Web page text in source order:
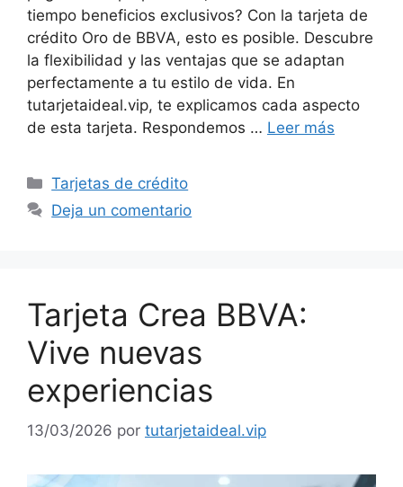
tiempo beneficios exclusivos? Con la tarjeta de
crédito Oro de BBVA, esto es posible. Descubre
la flexibilidad y las ventajas que se adaptan
perfectamente a tu estilo de vida. En
tutarjetaideal.vip, te explicamos cada aspecto
de esta tarjeta. Respondemos … Leer más
Categorías
Tarjetas de crédito
Deja un comentario
Tarjeta Crea BBVA:
Vive nuevas
experiencias
13/03/2026 por tutarjetaideal.vip